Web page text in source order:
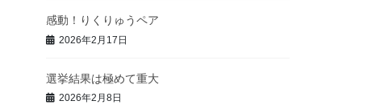
感動！りくりゅうペア
2026年2月17日
選挙結果は極めて重大
2026年2月8日